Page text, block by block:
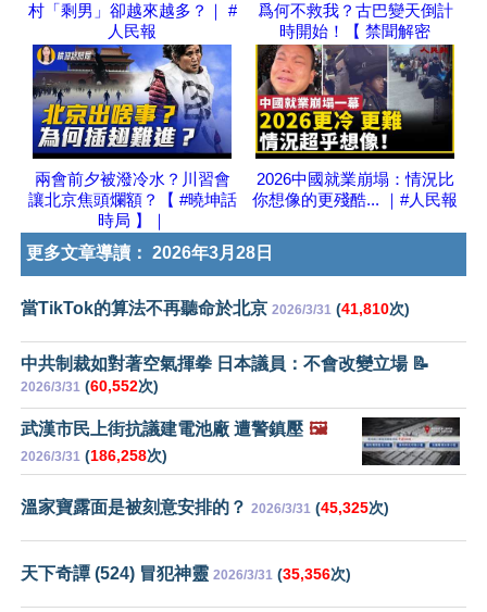
村「剩男」卻越來越多？｜ #
人民報
爲何不救我？古巴變天倒計
時開始！【 禁聞解密
兩會前夕被潑冷水？川習會
讓北京焦頭爛額？【 #曉坤話
時局 】｜
2026中國就業崩塌：情況比
你想像的更殘酷... ｜#人民報
更多文章導讀： 2026年3月28日
當TikTok的算法不再聽命於北京 2026/3/31 (41,810次)
中共制裁如對著空氣揮拳 日本議員：不會改變立場 📝
2026/3/31 (60,552次)
武漢市民上街抗議建電池廠 遭警鎮壓 🖼️
2026/3/31 (186,258次)
溫家寶露面是被刻意安排的？ 2026/3/31 (45,325次)
天下奇譚 (524) 冒犯神靈 2026/3/31 (35,356次)